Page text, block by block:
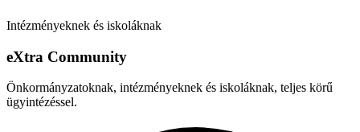
Intézményeknek és iskoláknak
eXtra Community
Önkormányzatoknak, intézményeknek és iskoláknak, teljes körű
ügyintézéssel.